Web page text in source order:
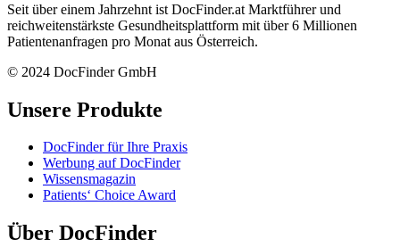
Seit über einem Jahrzehnt ist DocFinder.at Marktführer und
reichweitenstärkste Gesundheitsplattform mit über 6 Millionen
Patientenanfragen pro Monat aus Österreich.
© 2024 DocFinder GmbH
Unsere Produkte
DocFinder für Ihre Praxis
Werbung auf DocFinder
Wissensmagazin
Patients‘ Choice Award
Über DocFinder